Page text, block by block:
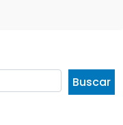
Buscar